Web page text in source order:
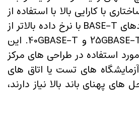
با کارایی بالا با استفاده از
next تولید استانداردهای BASE-T با نرخ داده بالاتر از
10GBASE-T مانند 25GBASE-T و 40GBASE-T. این
استفاده در طراحی های مرکز
های تست یا اتاق های
های پهنای باند بالا نیاز دارند،